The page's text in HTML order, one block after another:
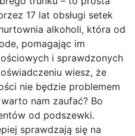
17 lat obsługi setek
alkoholi, która od
pomagając im
i sprawdzonych
wiesz, że
nie będzie problemem
nam zaufać? Bo
od podszewki.
sprawdzają się na